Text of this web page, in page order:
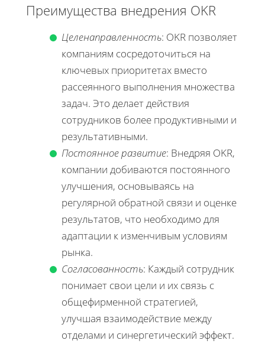
Преимущества внедрения OKR
Целенаправленность: OKR позволяет
компаниям сосредоточиться на
ключевых приоритетах вместо
рассеянного выполнения множества
задач. Это делает действия
сотрудников более продуктивными и
результативными.
Постоянное развитие: Внедряя OKR,
компании добиваются постоянного
улучшения, основываясь на
регулярной обратной связи и оценке
результатов, что необходимо для
адаптации к изменчивым условиям
рынка.
Согласованность: Каждый сотрудник
понимает свои цели и их связь с
общефирменной стратегией,
улучшая взаимодействие между
отделами и синергетический эффект.